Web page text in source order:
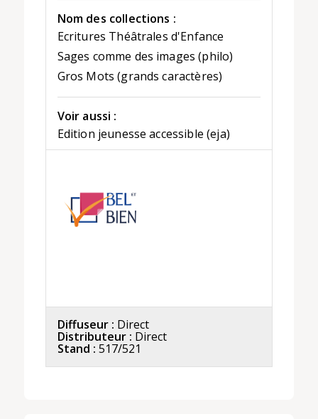
Nom des collections :
Ecritures Théâtrales d'Enfance
Sages comme des images (philo)
Gros Mots (grands caractères)
Voir aussi :
Edition jeunesse accessible (eja)
Diffuseur : Direct
Distributeur : Direct
Stand : 517/521